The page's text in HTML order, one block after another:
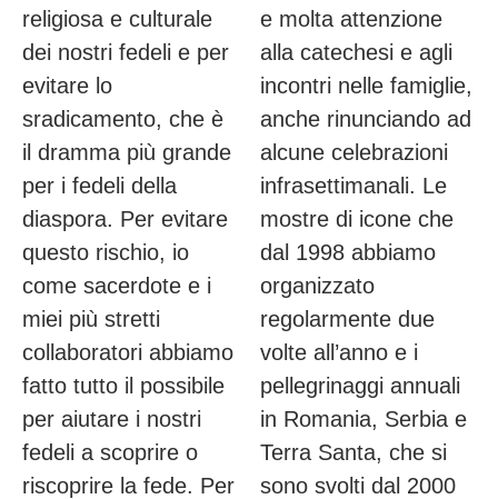
religiosa e culturale
dei nostri fedeli e per
evitare lo
sradicamento, che è
il dramma più grande
per i fedeli della
diaspora. Per evitare
questo rischio, io
come sacerdote e i
miei più stretti
collaboratori abbiamo
fatto tutto il possibile
per aiutare i nostri
fedeli a scoprire o
riscoprire la fede. Per
e molta attenzione
alla catechesi e agli
incontri nelle famiglie,
anche rinunciando ad
alcune celebrazioni
infrasettimanali. Le
mostre di icone che
dal 1998 abbiamo
organizzato
regolarmente due
volte all’anno e i
pellegrinaggi annuali
in Romania, Serbia e
Terra Santa, che si
sono svolti dal 2000